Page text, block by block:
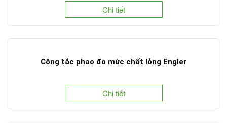
Chi tiết
Công tắc phao đo mức chất lỏng Engler
Chi tiết